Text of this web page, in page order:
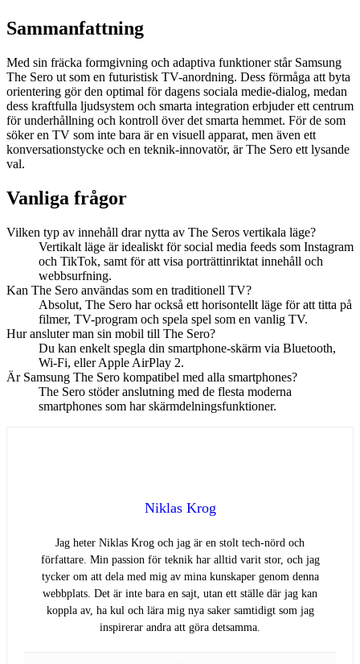
Sammanfattning
Med sin fräcka formgivning och adaptiva funktioner står Samsung
The Sero ut som en futuristisk TV-anordning. Dess förmåga att byta
orientering gör den optimal för dagens sociala medie-dialog, medan
dess kraftfulla ljudsystem och smarta integration erbjuder ett centrum
för underhållning och kontroll över det smarta hemmet. För de som
söker en TV som inte bara är en visuell apparat, men även ett
konversationstycke och en teknik-innovatör, är The Sero ett lysande
val.
Vanliga frågor
Vilken typ av innehåll drar nytta av The Seros vertikala läge?
Vertikalt läge är idealiskt för social media feeds som Instagram
och TikTok, samt för att visa porträttinriktat innehåll och
webbsurfning.
Kan The Sero användas som en traditionell TV?
Absolut, The Sero har också ett horisontellt läge för att titta på
filmer, TV-program och spela spel som en vanlig TV.
Hur ansluter man sin mobil till The Sero?
Du kan enkelt spegla din smartphone-skärm via Bluetooth,
Wi-Fi, eller Apple AirPlay 2.
Är Samsung The Sero kompatibel med alla smartphones?
The Sero stöder anslutning med de flesta moderna
smartphones som har skärmdelningsfunktioner.
Niklas Krog
Jag heter Niklas Krog och jag är en stolt tech-nörd och
författare. Min passion för teknik har alltid varit stor, och jag
tycker om att dela med mig av mina kunskaper genom denna
webbplats. Det är inte bara en sajt, utan ett ställe där jag kan
koppla av, ha kul och lära mig nya saker samtidigt som jag
inspirerar andra att göra detsamma.